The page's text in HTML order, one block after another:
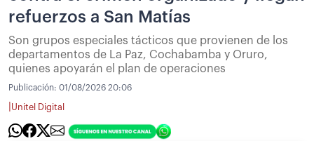
refuerzos a San Matías
Son grupos especiales tácticos que provienen de los
departamentos de La Paz, Cochabamba y Oruro,
quienes apoyarán el plan de operaciones
Publicación: 01/08/2026 20:06
Unitel Digital